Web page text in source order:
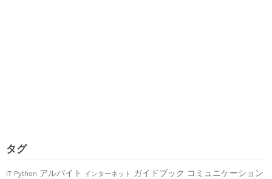
タグ
IT Python アルバイト インターネット ガイドブック コミュニケーション